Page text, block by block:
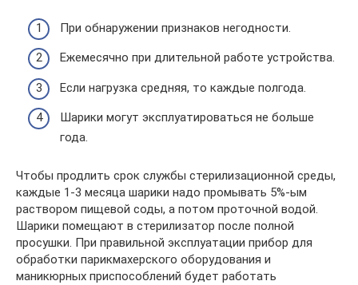
При обнаружении признаков негодности.
Ежемесячно при длительной работе устройства.
Если нагрузка средняя, то каждые полгода.
Шарики могут эксплуатироваться не больше
года.
Чтобы продлить срок службы стерилизационной среды,
каждые 1-3 месяца шарики надо промывать 5%-ым
раствором пищевой соды, а потом проточной водой.
Шарики помещают в стерилизатор после полной
просушки. При правильной эксплуатации прибор для
обработки парикмахерского оборудования и
маникюрных приспособлений будет работать